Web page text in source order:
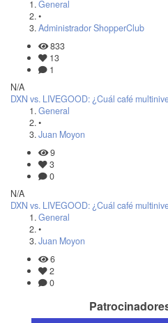
General
•
Administrador ShopperClub
833
13
1
N/A
DXN vs. LIVEGOOD: ¿Cuál café
General
•
Juan Moyon
9
3
0
N/A
DXN vs. LIVEGOOD: ¿Cuál café
General
•
Juan Moyon
6
2
0